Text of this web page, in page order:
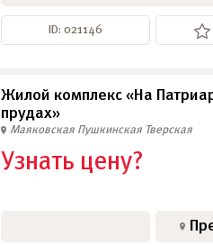
ID: 021146
Жилой комплекс «На
прудах»
Маяковская Пушкинская Тверская
Узнать цену?